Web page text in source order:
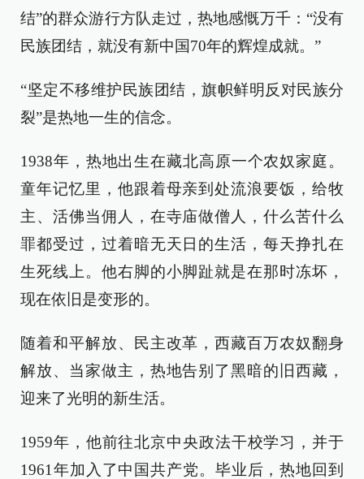
结”的群众游行方队走过，热地感慨万千：“没有
民族团结，就没有新中国70年的辉煌成就。”
“坚定不移维护民族团结，旗帜鲜明反对民族分
裂”是热地一生的信念。
1938年，热地出生在藏北高原一个农奴家庭。
童年记忆里，他跟着母亲到处流浪要饭，给牧
主、活佛当佣人，在寺庙做僧人，什么苦什么
罪都受过，过着暗无天日的生活，每天挣扎在
生死线上。他右脚的小脚趾就是在那时冻坏，
现在依旧是变形的。
随着和平解放、民主改革，西藏百万农奴翻身
解放、当家做主，热地告别了黑暗的旧西藏，
迎来了光明的新生活。
1959年，他前往北京中央政法干校学习，并于
1961年加入了中国共产党。毕业后，热地回到